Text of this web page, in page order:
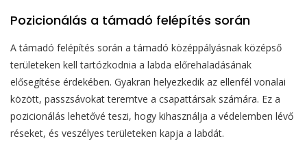
Pozicionálás a támadó felépítés során
A támadó felépítés során a támadó középpályásnak középső
területeken kell tartózkodnia a labda előrehaladásának
elősegítése érdekében. Gyakran helyezkedik az ellenfél vonalai
között, passzsávokat teremtve a csapattársak számára. Ez a
pozicionálás lehetővé teszi, hogy kihasználja a védelemben lévő
réseket, és veszélyes területeken kapja a labdát.